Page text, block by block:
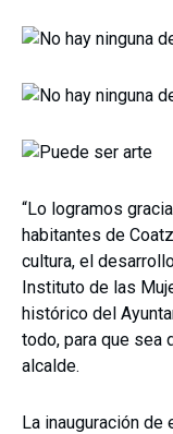
“Lo logramos
habitantes de
cultura, el
Instituto de las
histórico del
todo, para que sea
alcalde.
La inauguración